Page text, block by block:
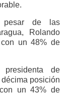
pesar de las
Rolando
un 48% de
presidenta de
posición
un 43% de